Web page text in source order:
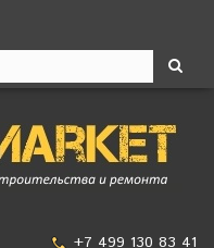
+7 499 130 83 41